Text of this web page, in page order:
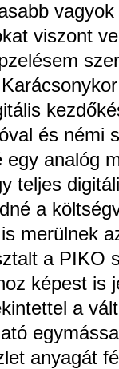
viszont
és némi
egy analóg
teljes
a
merülnek
a PIKO
képest is
a
anyagát